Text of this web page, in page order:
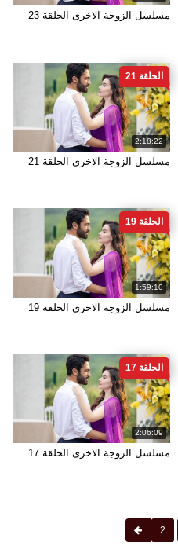
مسلسل الزوجة الاخرى الحلقة 23
2:18:22
الحلقة 21
مسلسل الزوجة الاخرى الحلقة 21
1:59:10
الحلقة 19
مسلسل الزوجة الاخرى الحلقة 19
2:06:09
الحلقة 17
مسلسل الزوجة الاخرى الحلقة 17
2